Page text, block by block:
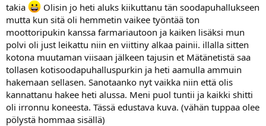
takia
Olisin jo heti aluks kiikuttanu tän soodapuhallukseen
mutta kun sitä oli hemmetin vaikee työntää ton
moottoripukin kanssa farmariautoon ja kaiken lisäksi mun
polvi oli just leikattu niin en viittiny alkaa painii. illalla sitten
kotona muutaman viisaan jälkeen tajusin et Mätänetistä saa
tollasen kotisoodapuhalluspurkin ja heti aamulla ammuin
hakemaan sellasen. Sanotaanko nyt vaikka niin että olis
kannattanu hakee heti alussa. Meni puol tuntii ja kaikki shitti
oli irronnu koneesta. Tässä edustava kuva. (vähän tuppaa olee
pölystä hommaa sisällä)